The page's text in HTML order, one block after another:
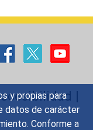
y propias para
datos de carácter
Conforme a
|